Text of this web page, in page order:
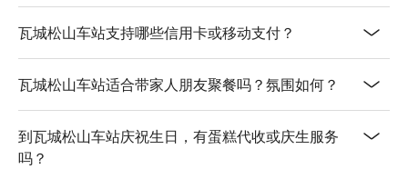
瓦城松山车站支持哪些信用卡或移动支付？
瓦城松山车站适合带家人朋友聚餐吗？氛围如何？
到瓦城松山车站庆祝生日，有蛋糕代收或庆生服务
吗？